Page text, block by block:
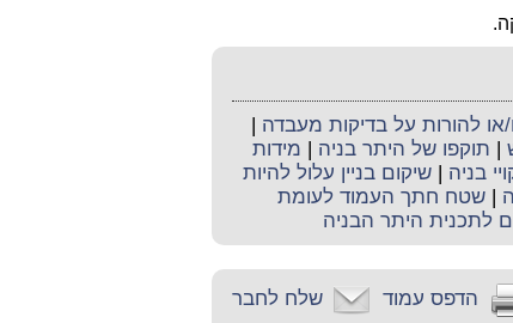
להורות על בדיקות מעבדה |
| תוקפו של היתר בניה | מידות
בניה | שיקום בניין עלול להיות
| שטח חתך העמוד לעומת
לתכנית היתר הבניה
שלח לחבר הדפס עמוד